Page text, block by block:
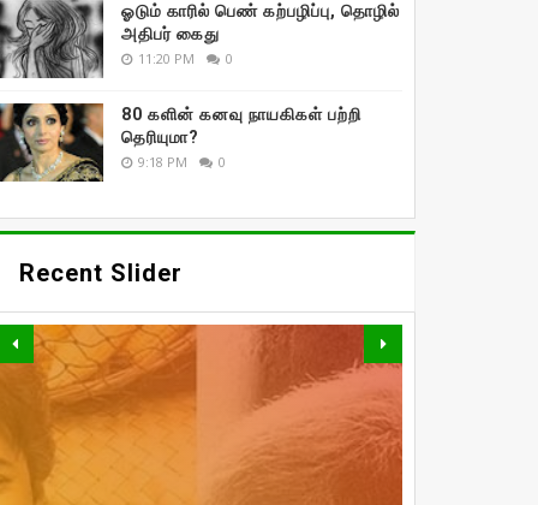
ஓடும் காரில் பெண் கற்பழிப்பு, தொழில்
அதிபர் கைது
11:20 PM 0
80 களின் கனவு நாயகிகள் பற்றி
தெரியுமா?
9:18 PM 0
Recent Slider